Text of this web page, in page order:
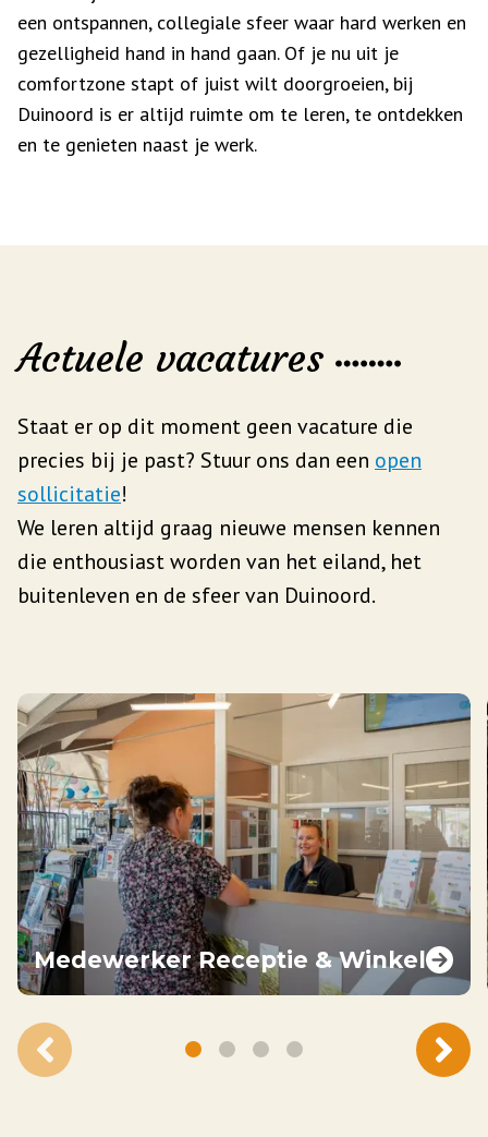
een ontspannen, collegiale sfeer waar hard werken en
gezelligheid hand in hand gaan. Of je nu uit je
comfortzone stapt of juist wilt doorgroeien, bij
Duinoord is er altijd ruimte om te leren, te ontdekken
en te genieten naast je werk.
Actuele vacatures
Staat er op dit moment geen vacature die
precies bij je past? Stuur ons dan een open
sollicitatie!
We leren altijd graag nieuwe mensen kennen
die enthousiast worden van het eiland, het
buitenleven en de sfeer van Duinoord.
Medewerker Receptie & Winkel